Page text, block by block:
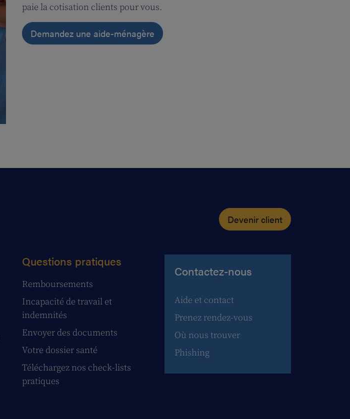
paie la cotisation clients pour vous.
Demandez une aide-ménagère
Devenir client
Questions pratiques
Remboursements
Incapacité de travail et
indemnités
Envoyer des documents
Votre dossier santé
Téléchargez nos check-lists
pratiques
Contactez-nous
Aide et contact
Prenez rendez-vous
Où nous trouver
Phishing